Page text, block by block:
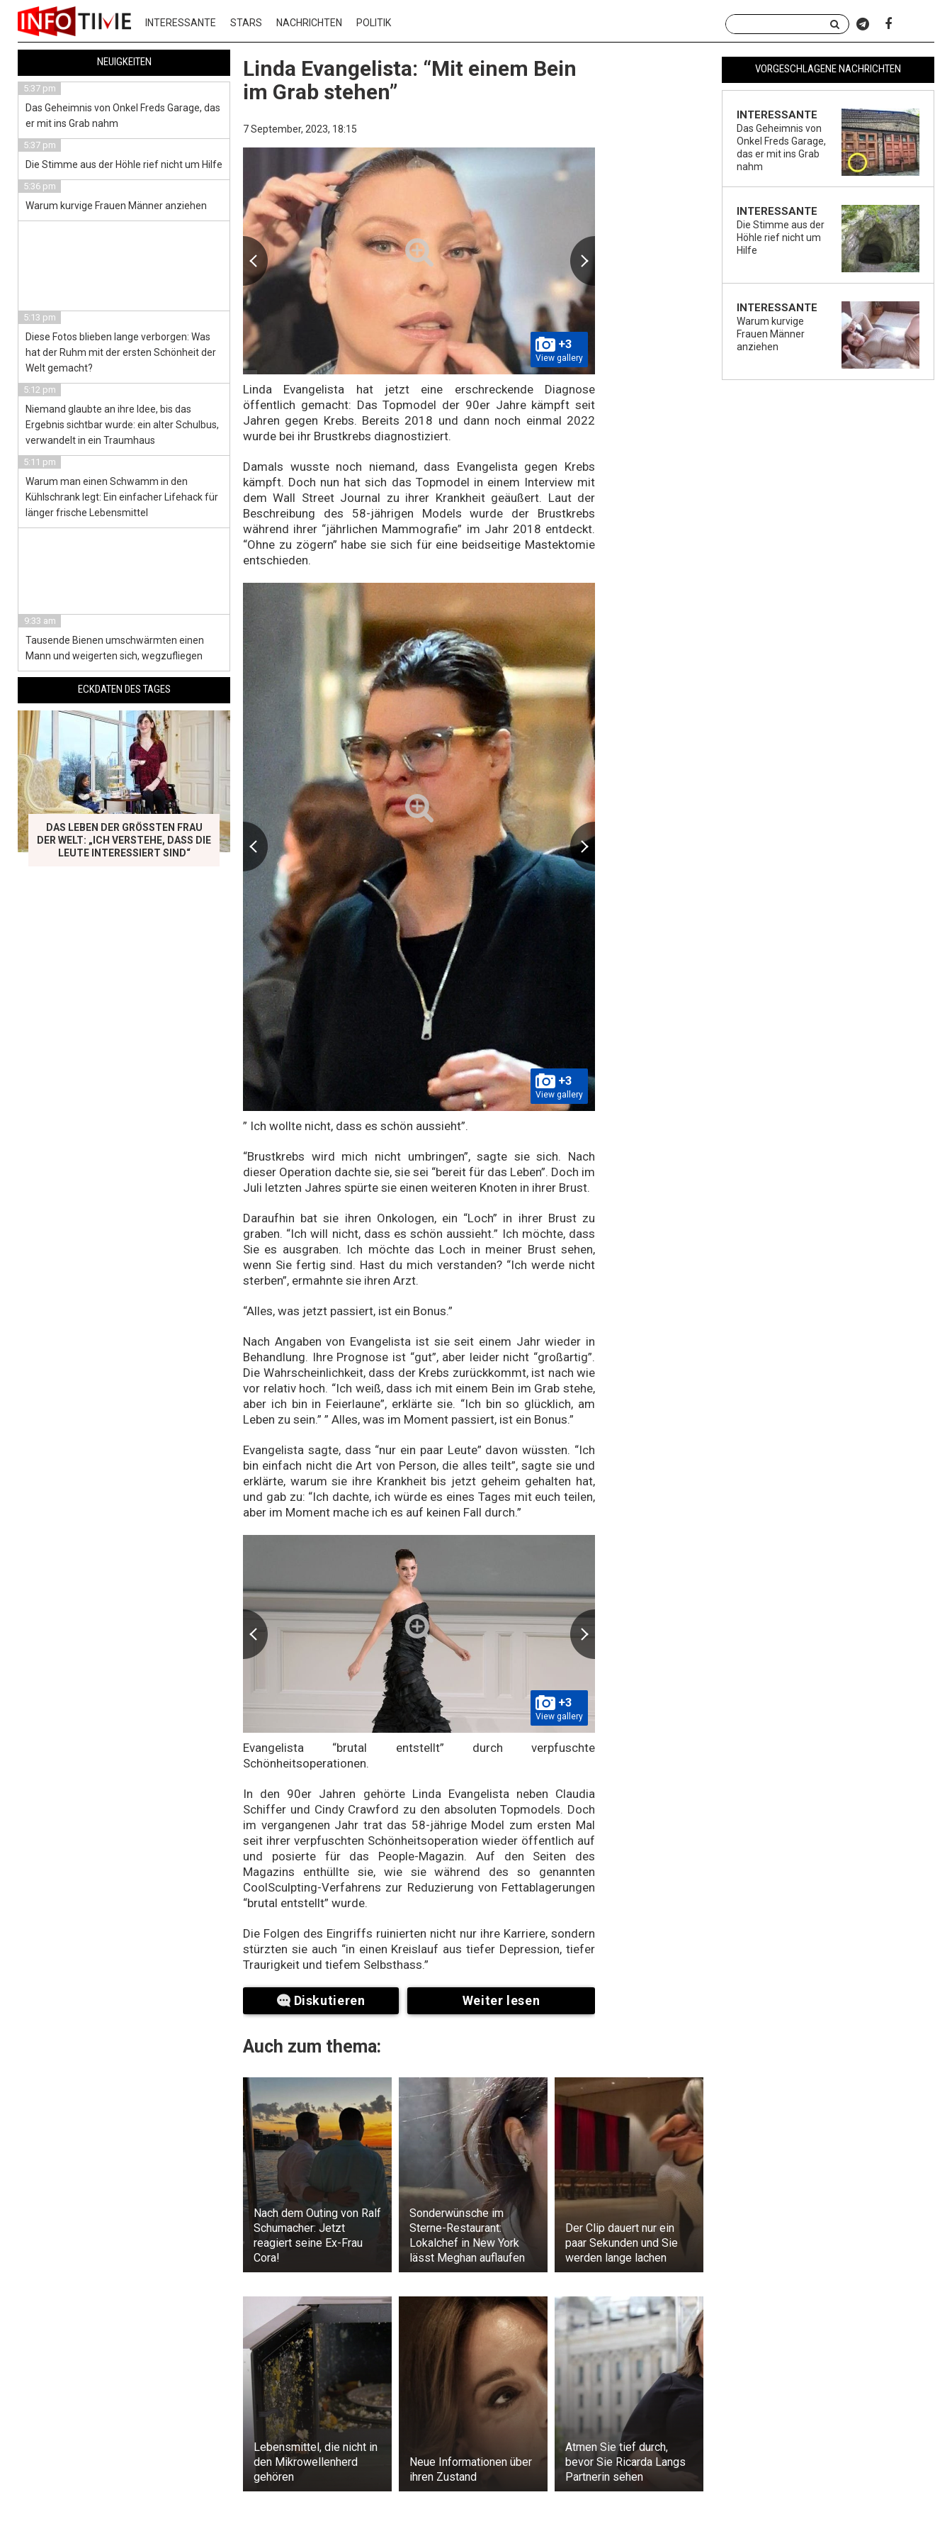
INTERESSANTE STARS NACHRICHTEN POLITIK
Linda Evangelista: “Mit einem Bein
im Grab stehen”
7 September, 2023, 18:15
+3
View gallery
Linda Evangelista hat jetzt eine erschreckende Diagnose
öffentlich gemacht: Das Topmodel der 90er Jahre kämpft seit
Jahren gegen Krebs. Bereits 2018 und dann noch einmal 2022
wurde bei ihr Brustkrebs diagnostiziert.
Damals wusste noch niemand, dass Evangelista gegen Krebs
kämpft. Doch nun hat sich das Topmodel in einem Interview mit
dem Wall Street Journal zu ihrer Krankheit geäußert. Laut der
Beschreibung des 58-jährigen Models wurde der Brustkrebs
während ihrer “jährlichen Mammografie” im Jahr 2018 entdeckt.
“Ohne zu zögern” habe sie sich für eine beidseitige Mastektomie
entschieden.
+3
View gallery
” Ich wollte nicht, dass es schön aussieht”.
“Brustkrebs wird mich nicht umbringen”, sagte sie sich. Nach
dieser Operation dachte sie, sie sei “bereit für das Leben”. Doch im
Juli letzten Jahres spürte sie einen weiteren Knoten in ihrer Brust.
Daraufhin bat sie ihren Onkologen, ein “Loch” in ihrer Brust zu
graben. “Ich will nicht, dass es schön aussieht.” Ich möchte, dass
Sie es ausgraben. Ich möchte das Loch in meiner Brust sehen,
wenn Sie fertig sind. Hast du mich verstanden? “Ich werde nicht
sterben”, ermahnte sie ihren Arzt.
“Alles, was jetzt passiert, ist ein Bonus.”
Nach Angaben von Evangelista ist sie seit einem Jahr wieder in
Behandlung. Ihre Prognose ist “gut”, aber leider nicht “großartig”.
Die Wahrscheinlichkeit, dass der Krebs zurückkommt, ist nach wie
vor relativ hoch. “Ich weiß, dass ich mit einem Bein im Grab stehe,
aber ich bin in Feierlaune”, erklärte sie. “Ich bin so glücklich, am
Leben zu sein.” ” Alles, was im Moment passiert, ist ein Bonus.”
Evangelista sagte, dass “nur ein paar Leute” davon wüssten. “Ich
bin einfach nicht die Art von Person, die alles teilt”, sagte sie und
erklärte, warum sie ihre Krankheit bis jetzt geheim gehalten hat,
und gab zu: “Ich dachte, ich würde es eines Tages mit euch teilen,
aber im Moment mache ich es auf keinen Fall durch.”
+3
View gallery
Evangelista “brutal entstellt” durch verpfuschte
Schönheitsoperationen.
In den 90er Jahren gehörte Linda Evangelista neben Claudia
Schiffer und Cindy Crawford zu den absoluten Topmodels. Doch
im vergangenen Jahr trat das 58-jährige Model zum ersten Mal
seit ihrer verpfuschten Schönheitsoperation wieder öffentlich auf
und posierte für das People-Magazin. Auf den Seiten des
Magazins enthüllte sie, wie sie während des so genannten
CoolSculpting-Verfahrens zur Reduzierung von Fettablagerungen
“brutal entstellt” wurde.
Die Folgen des Eingriffs ruinierten nicht nur ihre Karriere, sondern
stürzten sie auch “in einen Kreislauf aus tiefer Depression, tiefer
Traurigkeit und tiefem Selbsthass.”
Diskutieren Weiter lesen
Auch zum thema:
Nach dem Outing von Ralf
Schumacher: Jetzt
reagiert seine Ex-Frau
Cora!
Sonderwünsche im
Sterne-Restaurant:
Lokalchef in New York
lässt Meghan auflaufen
Der Clip dauert nur ein
paar Sekunden und Sie
werden lange lachen
Lebensmittel, die nicht in
den Mikrowellenherd
gehören
Neue Informationen über
ihren Zustand
Atmen Sie tief durch,
bevor Sie Ricarda Langs
Partnerin sehen
VORGESCHLAGENE NACHRICHTEN
INTERESSANTE
Das Geheimnis von
Onkel Freds Garage,
das er mit ins Grab
nahm
INTERESSANTE
Die Stimme aus der
Höhle rief nicht um
Hilfe
INTERESSANTE
Warum kurvige
Frauen Männer
anziehen
NEUIGKEITEN
5:37 pm
Das Geheimnis von Onkel Freds Garage, das
er mit ins Grab nahm
5:37 pm
Die Stimme aus der Höhle rief nicht um Hilfe
5:36 pm
Warum kurvige Frauen Männer anziehen
5:13 pm
Diese Fotos blieben lange verborgen: Was
hat der Ruhm mit der ersten Schönheit der
Welt gemacht?
5:12 pm
Niemand glaubte an ihre Idee, bis das
Ergebnis sichtbar wurde: ein alter Schulbus,
verwandelt in ein Traumhaus
5:11 pm
Warum man einen Schwamm in den
Kühlschrank legt: Ein einfacher Lifehack für
länger frische Lebensmittel
9:33 am
Tausende Bienen umschwärmten einen
Mann und weigerten sich, wegzufliegen
ECKDATEN DES TAGES
DAS LEBEN DER GRÖSSTEN FRAU D
ER WELT: „ICH VERSTEHE, DASS DIE L
EUTE INTERESSIERT SIND“